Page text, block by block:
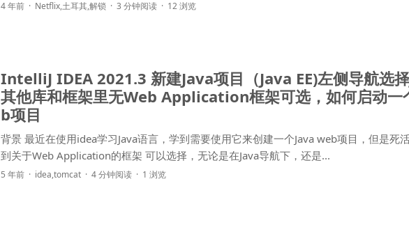
4 年前 Netflix,土耳其,解锁 3 分钟阅读 12 浏览
IntelliJ IDEA 2021.3 新建Java项目（Java EE)左侧导航选
其他库和框架里无Web Application框架可选，如何启动一
b项目
背景 最近在使用idea学习Java语言，学到需要使用它来创建一个Java web项目，但是死
到关于Web Application的框架 可以选择，无论是在Java导航下，还是...
5 年前 idea,tomcat 4 分钟阅读 1 浏览